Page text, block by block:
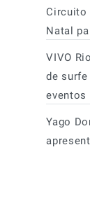
Circuito
Natal
VIVO
de
eventos
Yago